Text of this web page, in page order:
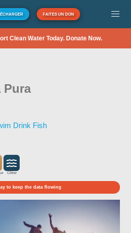
FAITES UN DON
Clean Water Today. Donate Now.
Pura
Drink Fish
Côtier
to keep the data flowing